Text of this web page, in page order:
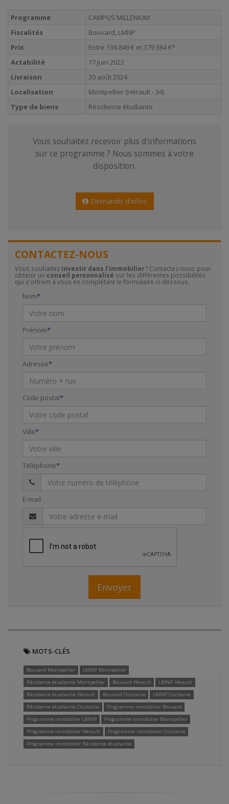
Programme
CAMPUS MILLENIUM
Fiscalités
Bouvard, LMNP
Prix
Entre 136 849 € et 379 364 €*
Actabilité
17 juin 2022
Livraison
30 août 2024
Localisation
Montpellier (Hérault - 34)
Type de biens
Résidence étudiante
Vous souhaitez recevoir plus d'informations
sur ce programme ? Nous sommes à votre
disposition.
Demande d'infos
CONTACTEZ-NOUS
Vous souhaitez investir dans l'immobilier? Contactez-nous pour
obtenir un conseil personnalisé sur les différentes possibilités
qui s'offrent à vous en complétant le formulaire ci-dessous.
Nom
Prénom
Adresse
Code postal
Ville
Téléphone
E-mail
Envoyer
MOTS-CLÉS
Bouvard Montpellier
LMNP Montpellier
Résidence étudiante Montpellier
Bouvard Hérault
LMNP Hérault
Résidence étudiante Hérault
Bouvard Occitanie
LMNP Occitanie
Résidence étudiante Occitanie
Programme immobilier Bouvard
Programme immobilier LMNP
Programme immobilier Montpellier
Programme immobilier Hérault
Programme immobilier Occitanie
Programme immobilier Résidence étudiante